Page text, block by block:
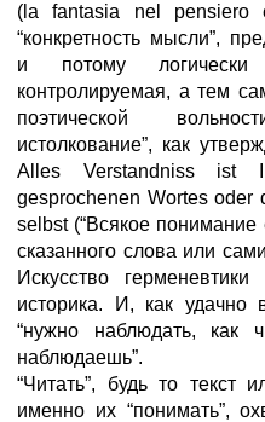
(la fantasia nel pensiero
“конкретность мысли”,
и потому логически
контролируемая, а тем
поэтической
истолкование”, как
Alles Verstandniss ist
gesprochenen Wortes oder
selbst (“Всякое понимание
сказанного слова или
Искусство
историка. И, как удачно
“нужно наблюдать, как
наблюдаешь”.
“Читать”, будь то текст
именно их “понимать”,